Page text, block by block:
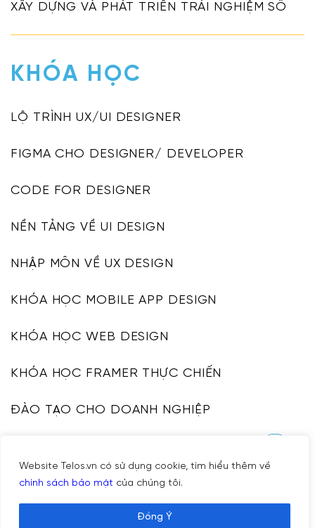
Website Telos.vn có sử dụng cookie, tìm hiểu thêm về
chính sách bảo mật của chúng tôi.
Đồng Ý
XÂY DỰNG VÀ PHÁT TRIỂN TRẢI NGHIỆM SỐ
KHÓA HỌC
LỘ TRÌNH UX/UI DESIGNER
FIGMA CHO DESIGNER/ DEVELOPER
CODE FOR DESIGNER
NỀN TẢNG VỀ UI DESIGN
NHẬP MÔN VỀ UX DESIGN
KHÓA HỌC MOBILE APP DESIGN
KHÓA HỌC WEB DESIGN
KHÓA HỌC FRAMER THỰC CHIẾN
ĐÀO TẠO CHO DOANH NGHIỆP
CHÍNH SÁCH HOÀN TIỀN